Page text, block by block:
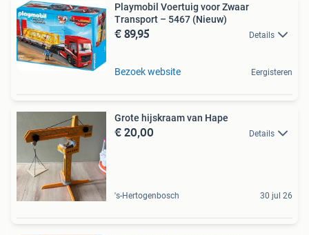
Playmobil Voertuig voor Zwaar
Transport – 5467 (Nieuw)
€ 89,95 Details
Bezoek website Eergisteren
Grote hijskraam van Hape
€ 20,00 Details
's-Hertogenbosch 30 jul 26